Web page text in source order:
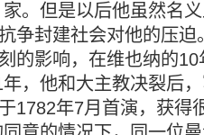
。但是以后他虽然名
争封建社会对他的压迫
的影响，在维也纳的
，他和大主教决裂后
1782年7月首演，获得